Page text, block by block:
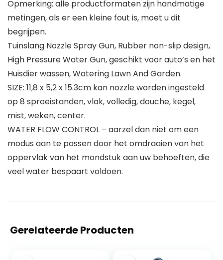
Opmerking: alle productformaten zijn handmatige
metingen, als er een kleine fout is, moet u dit
begrijpen.
Tuinslang Nozzle Spray Gun, Rubber non-slip design,
High Pressure Water Gun, geschikt voor auto’s en het
Huisdier wassen, Watering Lawn And Garden.
SIZE: 11,8 x 5,2 x 15.3cm kan nozzle worden ingesteld
op 8 sproeistanden, vlak, volledig, douche, kegel,
mist, weken, center.
WATER FLOW CONTROL – aarzel dan niet om een ​​
modus aan te passen door het omdraaien van het
oppervlak van het mondstuk aan uw behoeften, die
veel water bespaart voldoen.
Gerelateerde Producten